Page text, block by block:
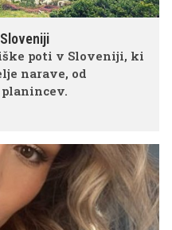
poti v Sloveniji, ki
narave, od